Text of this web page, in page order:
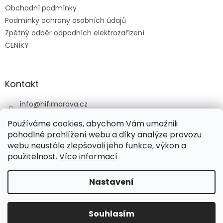
Používáme cookies, abychom Vám umožnili
pohodlné prohlížení webu a díky analýze provozu
webu neustále zlepšovali jeho funkce, výkon a
použitelnost. Více informací
Nastavení
Souhlasím
v
ý
p
Obchodní podmínky
Podmínky ochrany osobních údajů
Zpětný odběr odpadních elektrozařízení
CENÍKY
Kontakt
info@hifimorava.cz
+420 722 705 125
+420 774 037 152
HI-FI Morava
Vytvořil Shoptet
HI-FI Morava. Všechna práva vyhrazena.